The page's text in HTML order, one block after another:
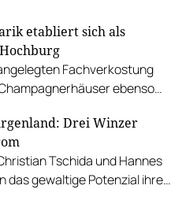
etabliert sich als
Fachverkostung
ebenso
Drei Winzer
Tschida und Hannes
das gewaltige Potenzial ihrer